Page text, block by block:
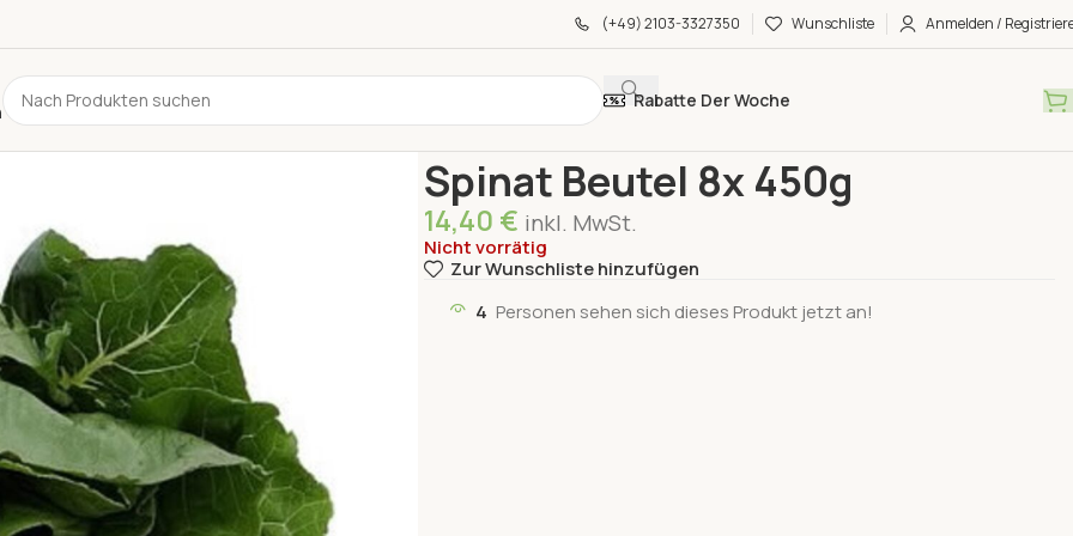
(+49) 2103-3327350 Wunschliste Anmelden /
Rabatte Der Woche
Spinat Beutel 8x 450g
14,40 € inkl. MwSt.
Nicht vorrätig
Zur Wunschliste hinzufügen
4 Personen sehen sich dieses Produkt jetzt an!